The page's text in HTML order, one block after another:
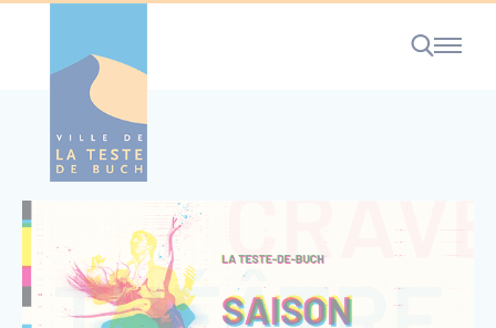
RECHERCHE
Cookies management panel